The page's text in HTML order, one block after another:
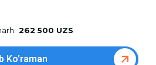
262 500 UZS
Ko'raman